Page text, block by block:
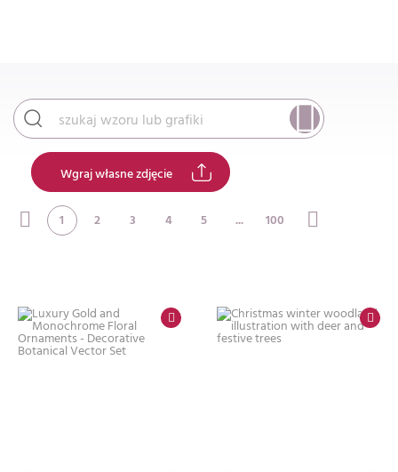
Wgraj własne zdjęcie
1 2 3 4 5 ... 100